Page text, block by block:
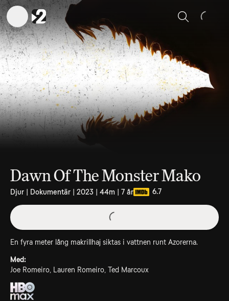
Sök
Dawn Of The Monster Mako
Djur | Dokumentär | 2023 | 44m | 7 år 6.7
En fyra meter lång makrillhaj siktas i vattnen runt Azorerna.
Med:
Joe Romeiro, Lauren Romeiro, Ted Marcoux